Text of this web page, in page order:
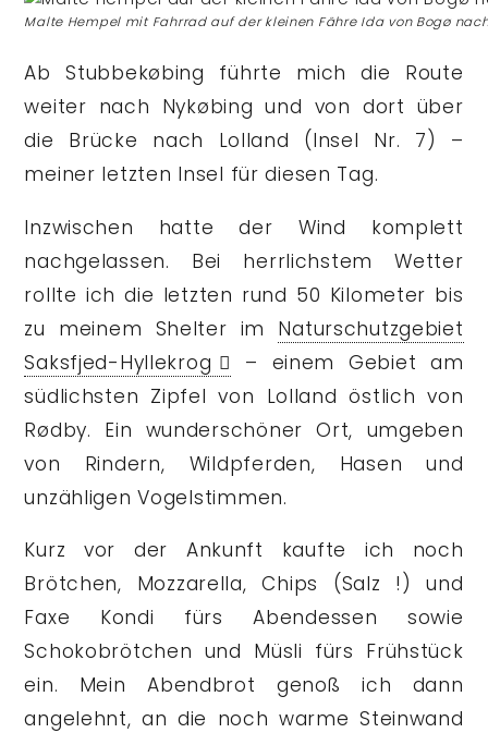
Malte Hempel mit Fahrrad auf der kleinen Fähre Ida von Bogø
Ab Stubbekøbing führte mich die Route
weiter nach Nykøbing und von dort über
die Brücke nach Lolland (Insel Nr. 7) –
meiner letzten Insel für diesen Tag.
Inzwischen hatte der Wind komplett
nachgelassen. Bei herrlichstem Wetter
rollte ich die letzten rund 50 Kilometer bis
zu meinem Shelter im Naturschutzgebiet
Saksfjed-Hyllekrog
– einem Gebiet am
südlichsten Zipfel von Lolland östlich von
Rødby. Ein wunderschöner Ort, umgeben
von Rindern, Wildpferden, Hasen und
unzähligen Vogelstimmen.
Kurz vor der Ankunft kaufte ich noch
Brötchen, Mozzarella, Chips (Salz !) und
Faxe Kondi fürs Abendessen sowie
Schokobrötchen und Müsli fürs Frühstück
ein. Mein Abendbrot genoß ich dann
angelehnt, an die noch warme Steinwand